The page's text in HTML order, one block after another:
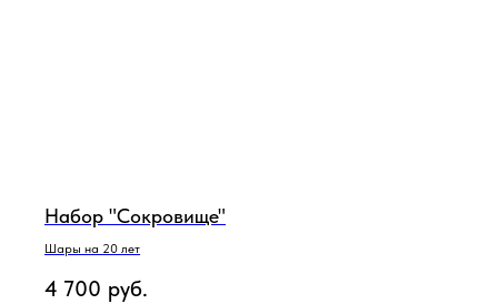
Набор "Сокровище"
Шары на 20 лет
4 700 руб.